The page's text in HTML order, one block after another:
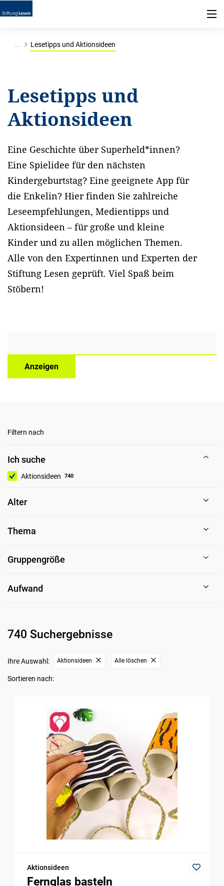
... Lesetipps und Aktionsideen
Lesetipps und
Aktionsideen
Eine Geschichte über Superheld*innen?
Eine Spielidee für den nächsten
Kindergeburtstag? Eine geeignete App für
die Enkelin? Hier finden Sie zahlreiche
Leseempfehlungen, Medientipps und
Aktionsideen – für große und kleine
Kinder und zu allen möglichen Themen.
Alle von den Expertinnen und Experten der
Stiftung Lesen geprüft. Viel Spaß beim
Stöbern!
Anzeigen
Filtern nach
Ich suche
Aktionsideen 740
Alter
Thema
Gruppengröße
Aufwand
740 Suchergebnisse
Ihre Auswahl: Aktionsideen Alle löschen
Sortieren nach:
Aktionsideen
Fernglas basteln